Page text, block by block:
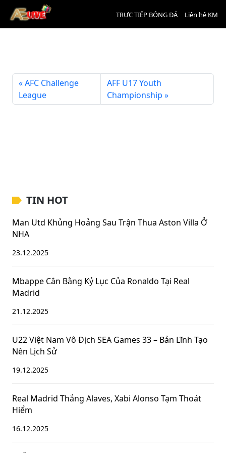
TRỰC TIẾP BÓNG ĐÁ Liên hệ KM
Romanian SuperLiga
AFC Challenge
League
AFF U17 Youth
Championship
TIN HOT
Man Utd Khủng Hoảng Sau Trận Thua Aston Villa Ở
NHA
23.12.2025
Mbappe Cân Bằng Kỷ Lục Của Ronaldo Tại Real
Madrid
21.12.2025
U22 Việt Nam Vô Địch SEA Games 33 – Bản Lĩnh Tạo
Nên Lịch Sử
19.12.2025
Real Madrid Thắng Alaves, Xabi Alonso Tạm Thoát
Hiểm
16.12.2025